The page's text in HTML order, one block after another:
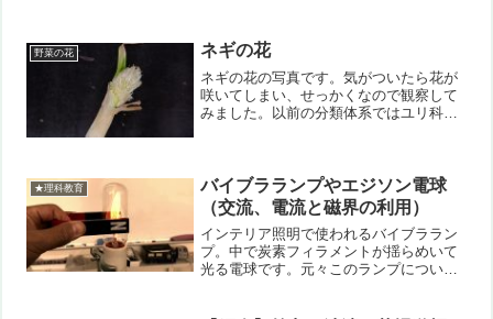
野菜の花 ネギの花
ネギの花の写真です。気がついたら花が
咲いてしまい、せっかくなので観察して
みました。以前の分類体系ではユリ科だ
★理科教育
バイブラランプやエジソン電球
（交流、電流と磁界の利用）
インテリア照明で使われるバイブララン
プ。中で炭素フィラメントが揺らめいて
光る電球です。元々このランプについて